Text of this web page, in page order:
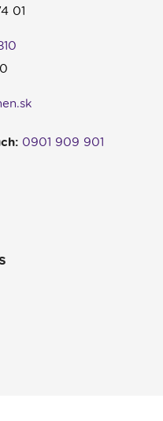
01
0901 909 901